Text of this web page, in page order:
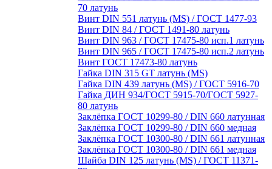
70 латунь
Винт DIN 551 латунь (MS) / ГОСТ 1477-93
Винт DIN 84 / ГОСТ 1491-80 латунь
Винт DIN 963 / ГОСТ 17475-80 исп.1 латунь
Винт DIN 965 / ГОСТ 17475-80 исп.2 латунь
Винт ГОСТ 17473-80 латунь
Гайка DIN 315 GT латунь (MS)
Гайка DIN 439 латунь (MS) / ГОСТ 5916-70
Гайка ДИН 934/ГОСТ 5915-70/ГОСТ 5927-
80 латунь
Заклёпка ГОСТ 10299-80 / DIN 660 латунная
Заклёпка ГОСТ 10299-80 / DIN 660 медная
Заклёпка ГОСТ 10300-80 / DIN 661 латунная
Заклёпка ГОСТ 10300-80 / DIN 661 медная
Шайба DIN 125 латунь (MS) / ГОСТ 11371-